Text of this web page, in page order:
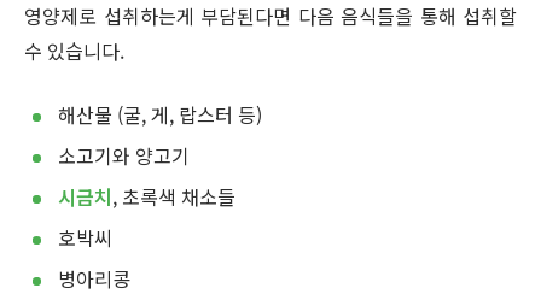
영양제로 섭취하는게 부담된다면 다음 음식들을 통해 섭취할
수 있습니다.
해산물 (굴, 게, 랍스터 등)
소고기와 양고기
시금치, 초록색 채소들
호박씨
병아리콩